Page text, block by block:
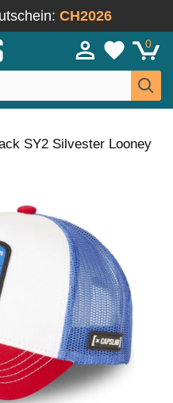
CH2026
0
SY2 Silvester Looney